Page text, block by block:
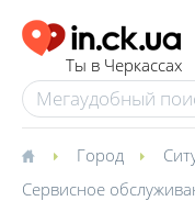
Ты в Черкассах
Город
Сервисное